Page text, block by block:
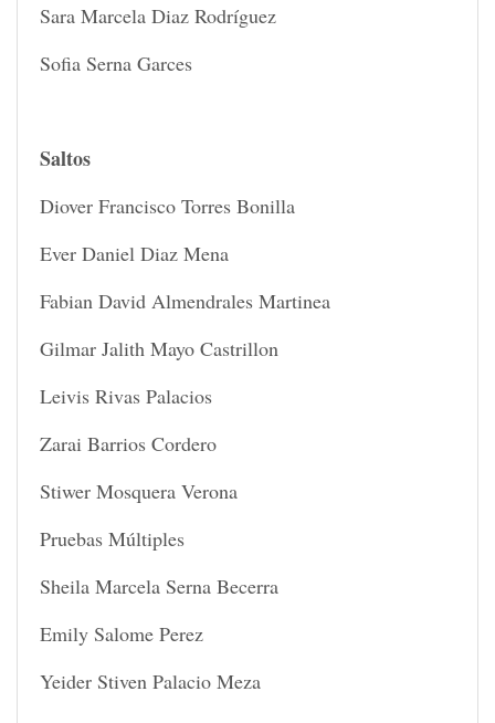
Sara Marcela Diaz Rodríguez
Sofia Serna Garces
Saltos
Diover Francisco Torres Bonilla
Ever Daniel Diaz Mena
Fabian David Almendrales Martinea
Gilmar Jalith Mayo Castrillon
Leivis Rivas Palacios
Zarai Barrios Cordero
Stiwer Mosquera Verona
Pruebas Múltiples
Sheila Marcela Serna Becerra
Emily Salome Perez
Yeider Stiven Palacio Meza